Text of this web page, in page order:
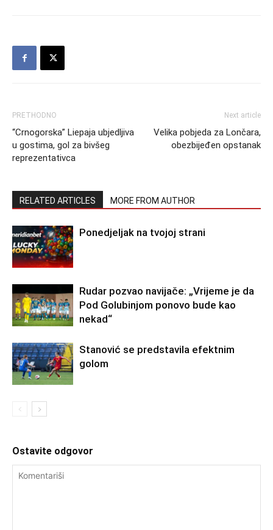
PRETHODNO
“Crnogorska” Liepaja ubjedljiva
u gostima, gol za bivšeg
reprezentativca
Next article
Velika pobjeda za Lončara,
obezbijeđen opstanak
RELATED ARTICLES MORE FROM AUTHOR
Ponedjeljak na tvojoj strani
Rudar pozvao navijače: „Vrijeme je da
Pod Golubinjom ponovo bude kao
nekad“
Stanović se predstavila efektnim
golom
Ostavite odgovor